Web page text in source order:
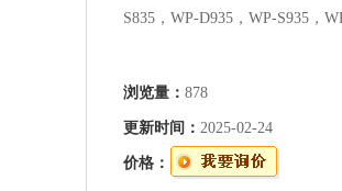
S835，WP-D935，WP-S935，
浏览量： 878
更新时间： 2025-02-24
价格：